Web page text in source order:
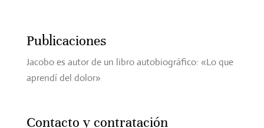
Publicaciones
Jacobo es autor de un libro autobiográfico: «Lo que
aprendí del dolor»
Contacto y contratación